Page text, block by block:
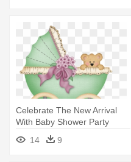
Celebrate The New Arrival
With Baby Shower Party
Supplies - Coche De Bebe
Para Baby Shower
14 9